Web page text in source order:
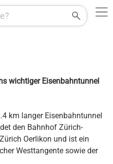
wichtiger Eisenbahntunnel
km langer Eisenbahntunnel
den Bahnhof Zürich-
Oerlikon und ist ein
Westtangente sowie der